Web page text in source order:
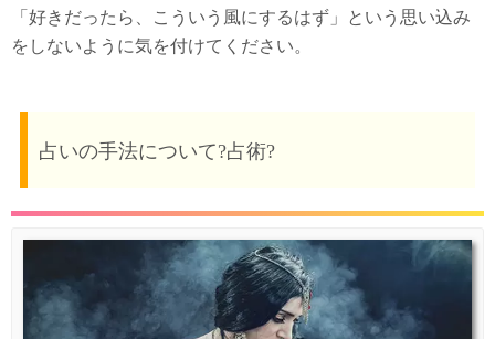
「好きだったら、こういう風にするはず」という思い込み
をしないように気を付けてください。
占いの手法について?占術?